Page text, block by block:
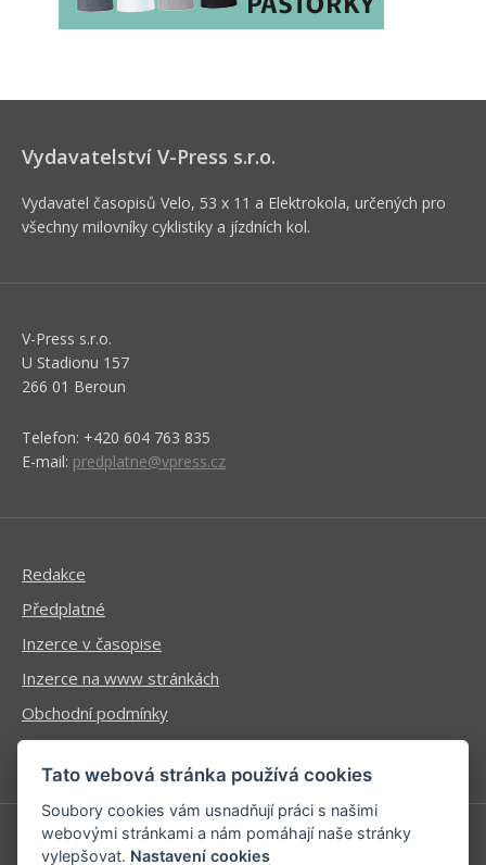
Vydavatelství V-Press s.r.o.
Vydavatel časopisů Velo, 53 x 11 a Elektrokola, určených pro
všechny milovníky cyklistiky a jízdních kol.
V-Press s.r.o.
U Stadionu 157
266 01 Beroun
Telefon: +420 604 763 835
E-mail: predplatne@vpress.cz
Redakce
Předplatné
Inzerce v časopise
Inzerce na www stránkách
Obchodní podmínky
Ochrana osobních údajů
Příhlášení | Registrace
Tato webová stránka používá cookies
Soubory cookies vám usnadňují práci s našimi
webovými stránkami a nám pomáhají naše stránky
vylepšovat. Nastavení cookies